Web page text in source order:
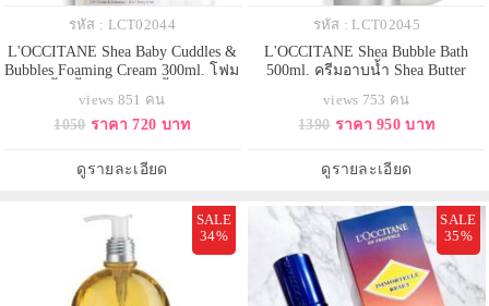
รหัส : LCT02044
L'OCCITANE Shea Baby Cuddles &
Bubbles Foaming Cream 300ml. โฟม
กลายเป็นฟองโฟมหนานุ่มที่อ่อนโยน
ต่อผิวหนัง เส้นผม และหนังศีรษะ
มีส่วนผสมของสารสกัดจาก
ธรรมชาติ ได้แก่ เชีย บัตเตอร์ และ
views 851 คน
1050 ราคา 720 บาท
ดูรายละเอียด
รหัส : LCT02045
L'OCCITANE Shea Bubble Bath
500ml. ครีมอาบน้ำ Shea Butter
เชีย บัตเตอร์ 5% Shea Extract ช่วย
มอบความชุ่มชื้นแก่ผิว และปกป้อง
หวานของครีมอาบน้ำจะแปรเปลี่ยน
เป็นโฟมหนานุ่มเมื่อสัมผัสกับน้ำ ช
views 753 คน
1390 ราคา 950 บาท
ดูรายละเอียด
SALE
34%
SALE
35%